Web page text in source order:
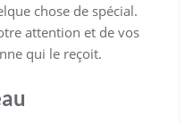
chose de spécial.
attention et de vos
qui le reçoit.